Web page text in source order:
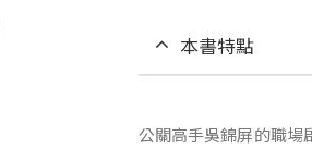
本書特點
公關高手吳錦屏的職場